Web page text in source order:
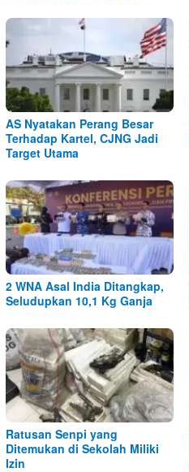
AS Nyatakan Perang Besar
Terhadap Kartel, CJNG Jadi
Target Utama
2 WNA Asal India Ditangkap,
Seludupkan 10,1 Kg Ganja
Ratusan Senpi yang
Ditemukan di Sekolah Miliki
Izin